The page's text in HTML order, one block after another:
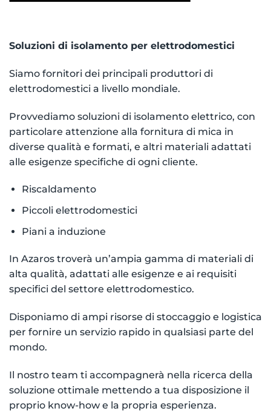
Soluzioni di isolamento per elettrodomestici
Siamo fornitori dei principali produttori di
elettrodomestici a livello mondiale.
Provvediamo soluzioni di isolamento elettrico, con
particolare attenzione alla fornitura di mica in
diverse qualità e formati, e altri materiali adattati
alle esigenze specifiche di ogni cliente.
Riscaldamento
Piccoli elettrodomestici
Piani a induzione
In Azaros troverà un’ampia gamma di materiali di
alta qualità, adattati alle esigenze e ai requisiti
specifici del settore elettrodomestico.
Disponiamo di ampi risorse di stoccaggio e logistica
per fornire un servizio rapido in qualsiasi parte del
mondo.
Il nostro team ti accompagnerà nella ricerca della
soluzione ottimale mettendo a tua disposizione il
proprio know-how e la propria esperienza.